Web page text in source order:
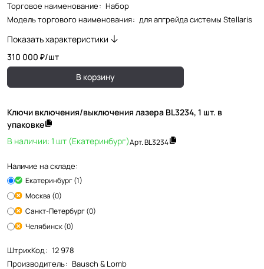
Торговое наименование: Набор
Модель торгового наименования: для апгрейда системы Stellaris
Показать характеристики
310 000 ₽/шт
В корзину
Ключи включения/выключения лазера BL3234, 1 шт. в
упаковке
В наличии: 1 шт (Екатеринбург)Арт.BL3234
Наличие на складе:
Екатеринбург (1)
Москва (0)
Санкт-Петербург (0)
Челябинск (0)
ШтрихКод: 12 978
Производитель: Bausch & Lomb